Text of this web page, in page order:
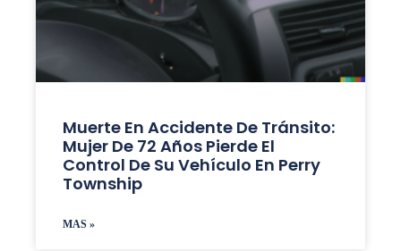
Muerte En Accidente De Tránsito:
Mujer De 72 Años Pierde El
Control De Su Vehículo En Perry
Township
MAS »